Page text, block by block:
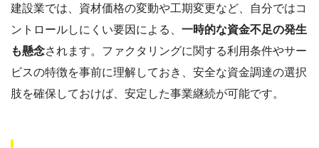
建設業では、資材価格の変動や工期変更など、自分ではコ
ントロールしにくい要因による、 一時的な資金不足の発生
も懸念されます。ファクタリングに関する利用条件やサー
ビスの特徴を事前に理解しておき、安全な資金調達の選択
肢を確保しておけば、安定した事業継続が可能です。